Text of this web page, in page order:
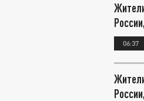
06:37